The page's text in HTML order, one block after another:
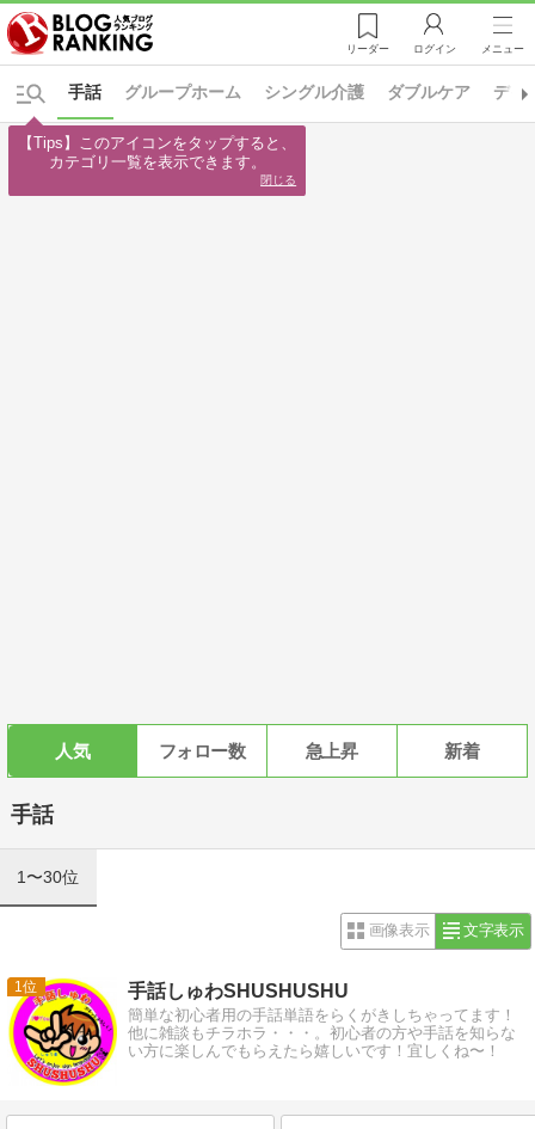
リーダー ログイン メニュー
グループホーム シングル介護 ダブルケア デイ
手話
人気 フォロー数 急上昇 新着
手話
1〜30位
画像表示 文字表示
1 手話しゅわSHUSHUSHU
簡単な初心者用の手話単語をらくがきしちゃってます！
他に雑談もチラホラ・・・。初心者の方や手話を知らな
い方に楽しんでもらえたら嬉しいです！宜しくね〜！
【Tips】このアイコンをタップすると、
カテゴリ一覧を表示できます。
閉じる